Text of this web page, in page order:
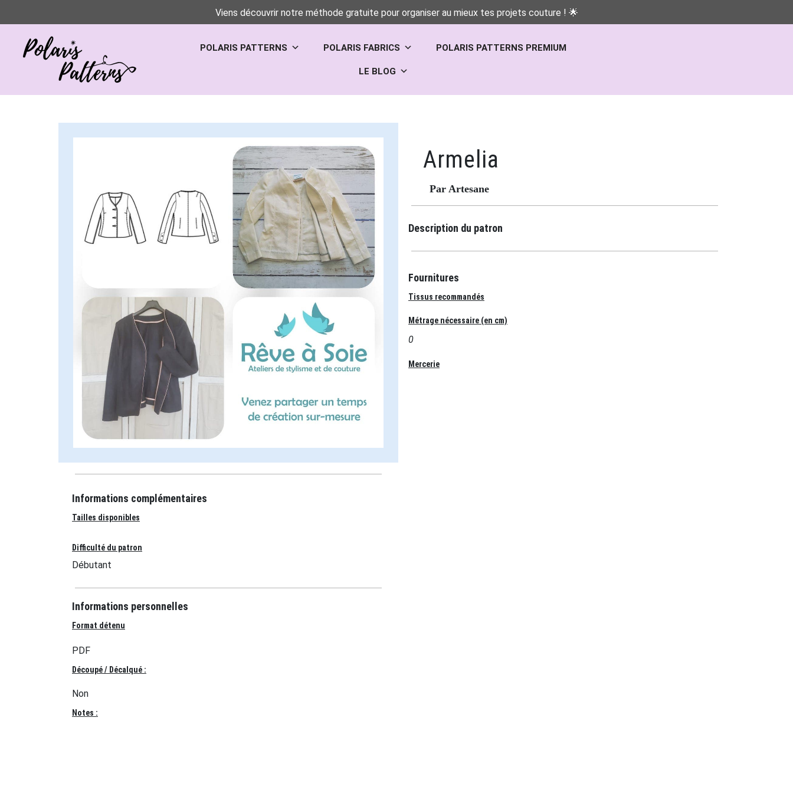
Viens découvrir notre méthode gratuite pour organiser au mieux tes projets couture ! 🌟
POLARIS PATTERNS POLARIS FABRICS POLARIS PATTERNS PREMIUM
LE BLOG
Informations complémentaires
Tailles disponibles
Difficulté du patron
Débutant
Informations personnelles
Format détenu
PDF
Découpé / Décalqué :
Non
Notes :
Armelia
Par Artesane
Description du patron
Fournitures
Tissus recommandés
Métrage nécessaire (en cm)
0
Mercerie